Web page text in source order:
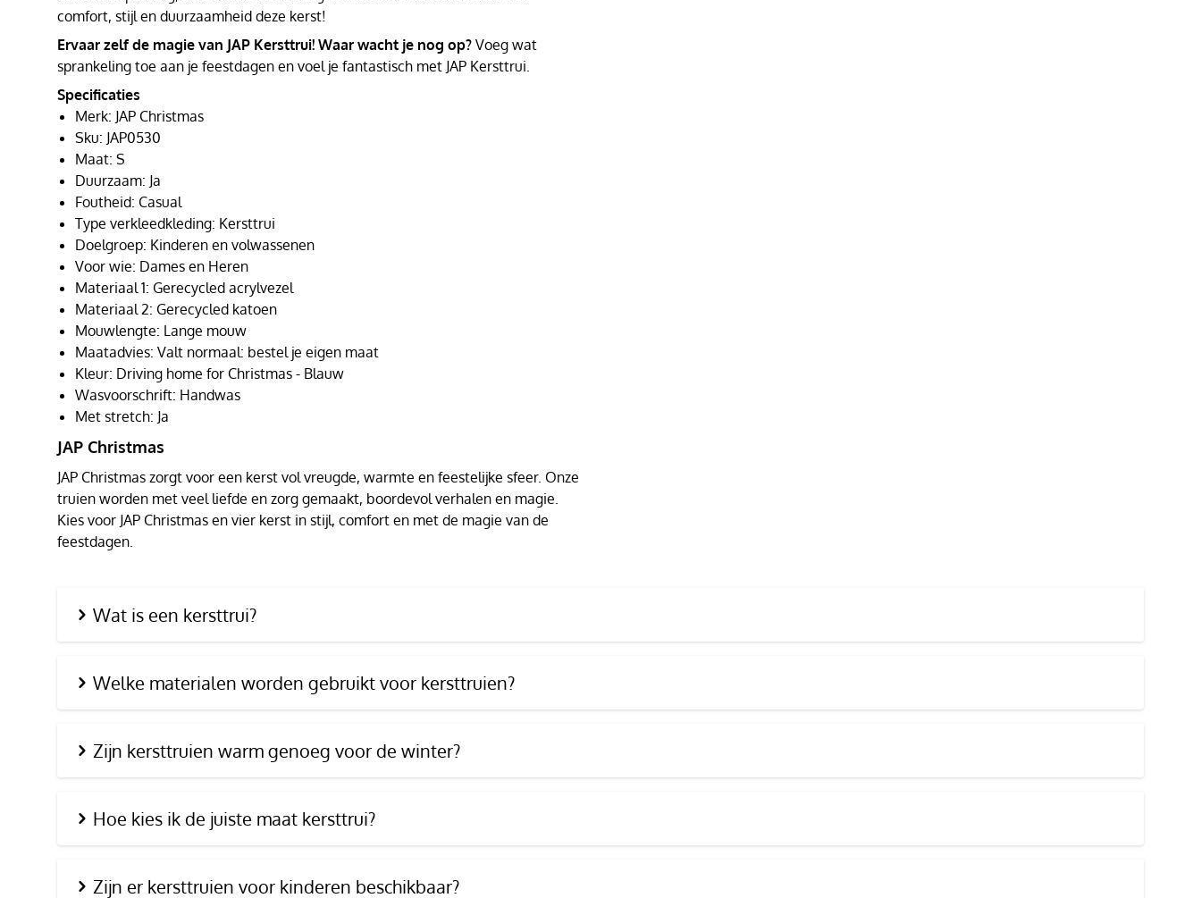
comfort, stijl en duurzaamheid deze kerst!
Ervaar zelf de magie van JAP Kersttrui! Waar wacht je nog op? Voeg wat
sprankeling toe aan je feestdagen en voel je fantastisch met JAP Kersttrui.
Specificaties
Merk: JAP Christmas
Sku: JAP0530
Maat: S
Duurzaam: Ja
Foutheid: Casual
Type verkleedkleding: Kersttrui
Doelgroep: Kinderen en volwassenen
Voor wie: Dames en Heren
Materiaal 1: Gerecycled acrylvezel
Materiaal 2: Gerecycled katoen
Mouwlengte: Lange mouw
Maatadvies: Valt normaal: bestel je eigen maat
Kleur: Driving home for Christmas - Blauw
Wasvoorschrift: Handwas
Met stretch: Ja
JAP Christmas
JAP Christmas zorgt voor een kerst vol vreugde, warmte en feestelijke sfeer. Onze
truien worden met veel liefde en zorg gemaakt, boordevol verhalen en magie.
Kies voor JAP Christmas en vier kerst in stijl, comfort en met de magie van de
feestdagen.
Wat is een kersttrui?
Welke materialen worden gebruikt voor kersttruien?
Zijn kersttruien warm genoeg voor de winter?
Hoe kies ik de juiste maat kersttrui?
Zijn er kersttruien voor kinderen beschikbaar?